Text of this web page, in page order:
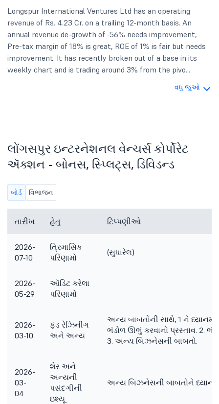
Longspur International Ventures Ltd has an operating
revenue of Rs. 4.23 Cr. on a trailing 12-month basis. An
annual revenue de-growth of -56% needs improvement,
Pre-tax margin of 18% is great, ROE of 1% is fair but needs
improvement. It has recently broken out of a base in its
weekly chart and is trading around 3% from the pivo...
વધુ જુઓ
લોંગસપુર ઇન્ટરનેશનલ વેન્ચર્સ કોર્પોરેટ
ઍક્શન - બોનસ, સ્પ્લિટ્સ, ડિવિડન્ડ
બોર્ડ વિભાજન
તારીખ હેતુ ટિપ્પણીઓ
2026-
07-10
ત્રિમાસિક
પરિણામો
(સુધારેલ)
2026-
05-29
ઑડિટ કરેલા
પરિણામો
2026-
03-10
ફંડ રેઝિનીગ
અને અન્ય
અન્ય બાબતોની સાથે, 1 ને ધ્યાનમાં
ભંડોળ ઊભું કરવાનો પ્રસ્તાવ. 2.
3. અન્ય બિઝનેસની બાબતો.
2026-
03-
04
શેર અને
અન્યની
પસંદગીની
ઇશ્યૂ
અન્ય બિઝનેસની બાબતોને ધ્યાનમાં